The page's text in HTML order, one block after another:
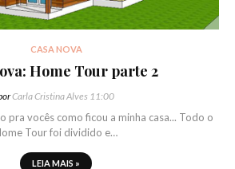
CASA NOVA
Home Tour parte 2
Carla Cristina Alves 11:00
pra vocês como ficou a minha casa... Todo o
Tour foi dividido e…
LEIA MAIS »